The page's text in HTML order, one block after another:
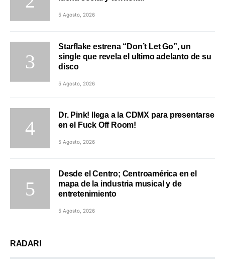
5 Agosto, 2026
Starflake estrena “Don’t Let Go”, un
single que revela el ultimo adelanto de su
disco
5 Agosto, 2026
Dr. Pink! llega a la CDMX para presentarse
en el Fuck Off Room!
5 Agosto, 2026
Desde el Centro; Centroamérica en el
mapa de la industria musical y de
entretenimiento
5 Agosto, 2026
RADAR!